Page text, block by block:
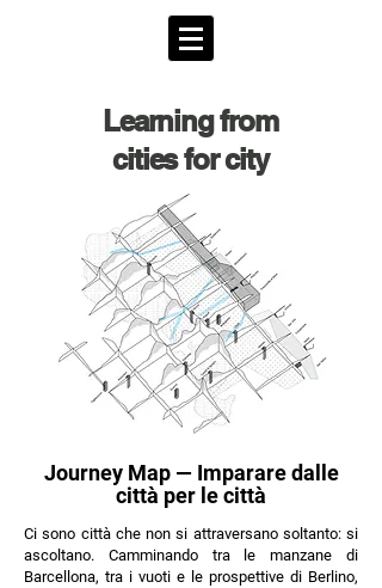
Learning from
cities for city
Journey Map — Imparare dalle
città per le città
Ci sono città che non si attraversano soltanto: si
ascoltano. Camminando tra le manzane di
Barcellona, tra i vuoti e le prospettive di Berlino,